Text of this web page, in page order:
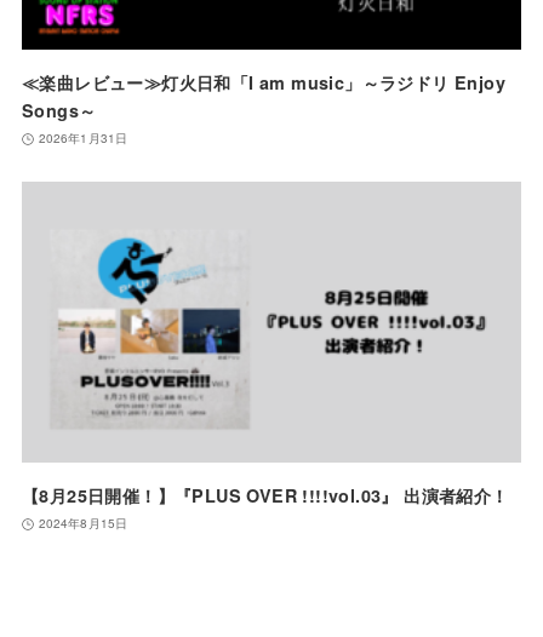
≪楽曲レビュー≫灯火日和「I am music」～ラジドリ Enjoy
Songs～
2026年1月31日
【8月25日開催！】『PLUS OVER !!!!vol.03』 出演者紹介！
2024年8月15日